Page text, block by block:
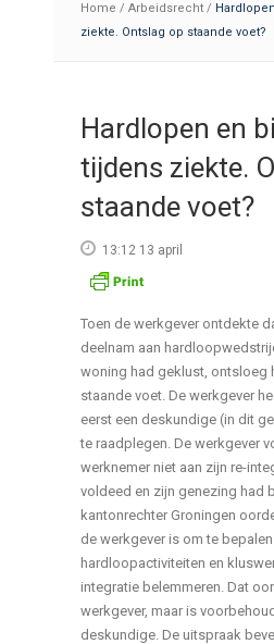
Home / Arbeidsrecht /
ziekte. Ontslag op staande voet?
Hardlopen en
tijdens ziekte.
staande voet?
13:12 13 april
Toen de werkgever ontdekte
deelnam aan
woning had geklust, ontsloeg
staande voet. De werkgever
eerst een deskundige (in dit
te raadplegen. De werkgever
werknemer niet aan zijn re-
voldeed en zijn genezing had
kantonrechter Groningen
de werkgever is om te
hardloopactiviteiten en
integratie belemmeren. Dat
werkgever, maar is
deskundige. De uitspraak